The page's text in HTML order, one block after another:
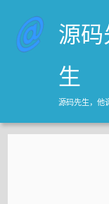
源
生
源码先生，他
首页